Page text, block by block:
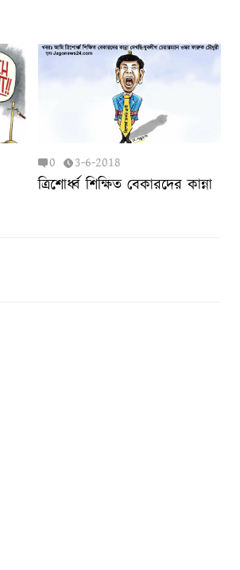
0 3-6-2018
ত্রিশোর্ধ্ব শিক্ষিত বেকারদের কান্না